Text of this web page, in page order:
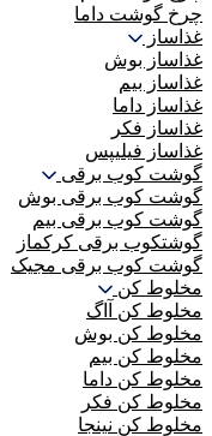
چرخ گوشت داما
غذاساز
غذاساز بوش
غذاساز بیم
غذاساز داما
غذاساز فکر
غذاساز فیلیپس
گوشت کوب برقی
گوشت کوب برقی بوش
گوشت کوب برقی بیم
گوشتکوب برقی کرکماز
گوشت کوب برقی مجیک
مخلوط کن
مخلوط کن آاگ
مخلوط کن بوش
مخلوط کن بیم
مخلوط کن داما
مخلوط کن فکر
مخلوط کن نینجا